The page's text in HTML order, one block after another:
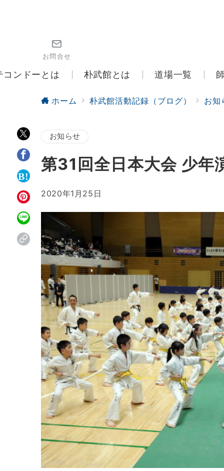
お問合せ
コンドーとは 朴武館とは 道場一覧
ホーム 朴武館活動記録（ブログ） お知
お知らせ
第31回全日本大会 少年
2020年1月25日